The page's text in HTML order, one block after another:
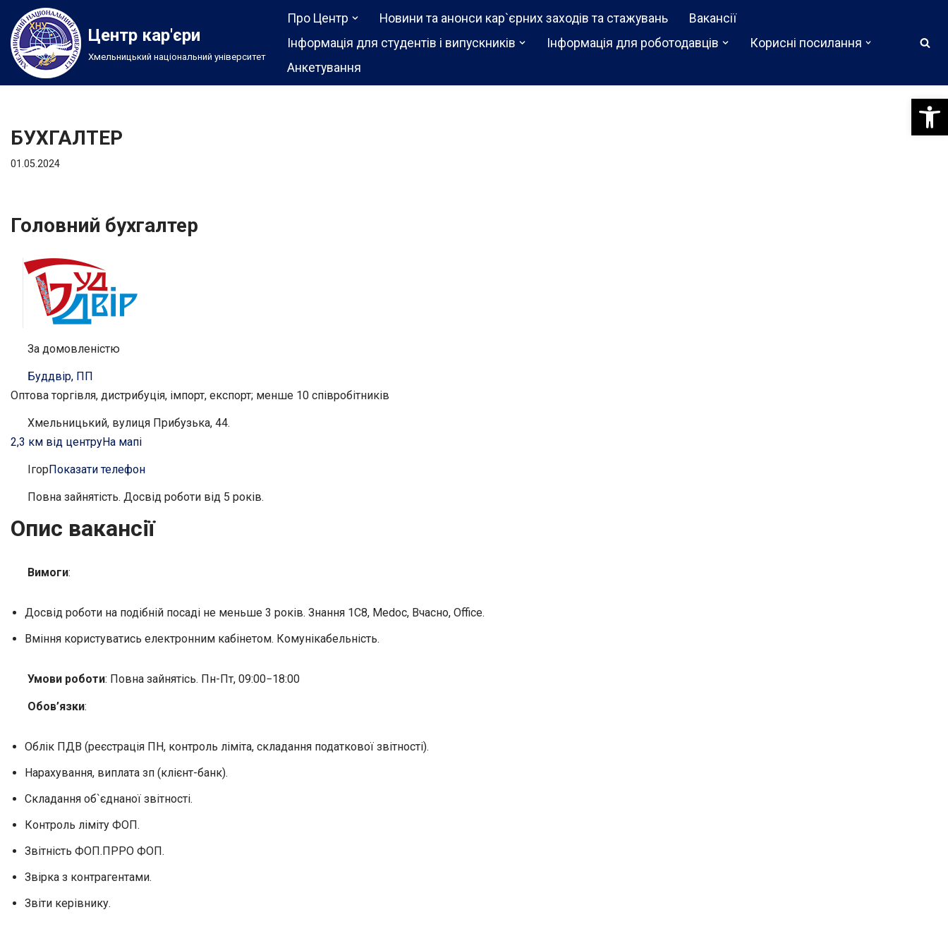
Перейти
до
вмісту
Центр кар'єри
Хмельницький національний університет
Про Центр Новини та анонси кар`єрних заходів та стажувань
Вакансії
Інформація для студентів і випускників
Інформація для роботодавців
Корисні посилання
Анкетування
БУХГАЛТЕР
01.05.2024
Головний бухгалтер
За домовленістю
Буддвір, ПП
Оптова торгівля, дистрибуція, імпорт, експорт; менше 10 співробітників
Хмельницький, вулиця Прибузька, 44.
2,3 км від центруНа мапі
ІгорПоказати телефон
Повна зайнятість. Досвід роботи від 5 років.
Опис вакансії
Вимоги:
Досвід роботи на подібній посаді не меньше 3 років. Знання 1С8, Medoc, Вчасно, Office.
Вміння користуватись електронним кабінетом. Комунікабельність.
Умови роботи: Повна зайнятісь. Пн-Пт, 09:00−18:00
Обов’язки:
Облік ПДВ (реєстрація ПН, контроль ліміта, складання податкової звітності).
Нарахування, виплата зп (клієнт-банк).
Складання об`єднаної звітності.
Контроль ліміту ФОП.
Звітність ФОП.ПРРО ФОП.
Звірка з контрагентами.
Звіти керівнику.